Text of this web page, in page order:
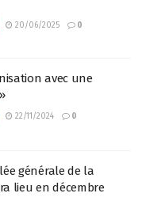
20/06/2025 0
avec une
22/11/2024 0
générale de la
lieu en décembre